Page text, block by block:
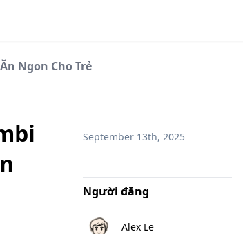
Ngon Cho Trẻ
September 13th, 2025
Người đăng
Alex Le